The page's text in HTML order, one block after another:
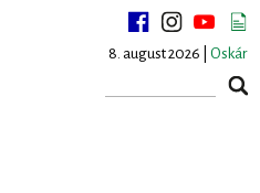
8. august 2026 | Oskár